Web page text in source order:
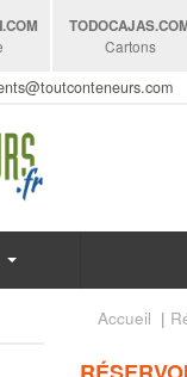
.COM
TODOCAJAS
Cartons
Accueil |